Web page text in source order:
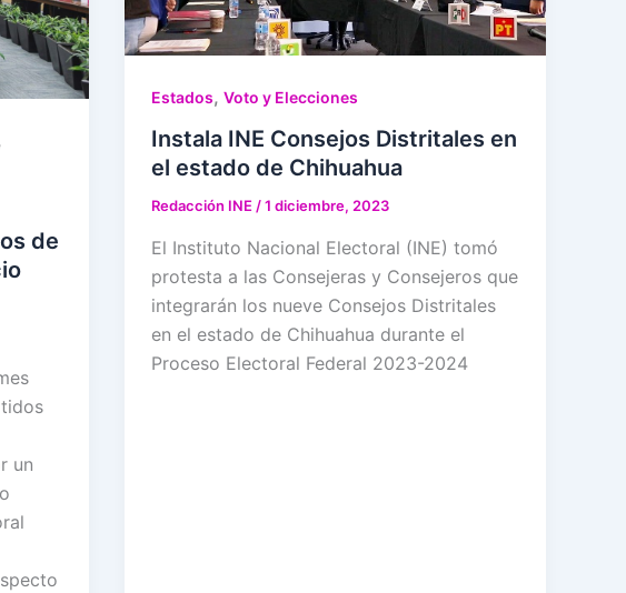
de
un
Estados,Voto y Elecciones
Instala INE Consejos Distritales en
el estado de Chihuahua
Redacción INE/1 diciembre, 2023
El Instituto Nacional Electoral (INE) tomó
protesta a las Consejeras y Consejeros que
integrarán los nueve Consejos Distritales
en el estado de Chihuahua durante el
Proceso Electoral Federal 2023-2024